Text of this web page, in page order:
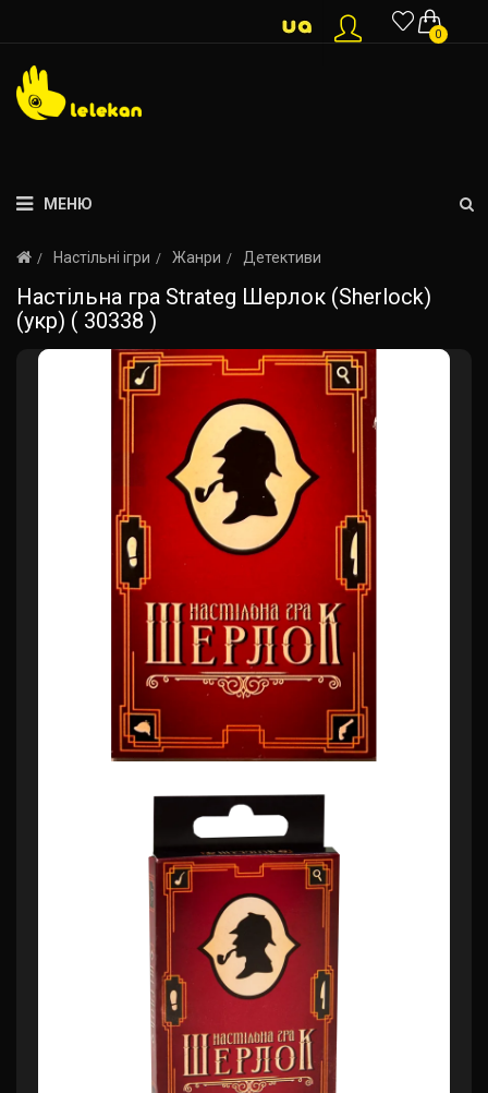
0
МЕНЮ
Настільні ігри Жанри Детективи
Настільна гра Strateg Шерлок (Sherlock)
(укр) ( 30338 )